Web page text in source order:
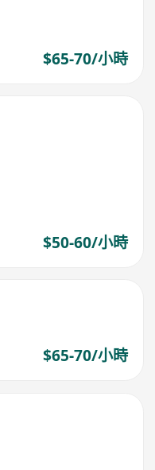
$65-70/小時
$50-60/小時
$65-70/小時